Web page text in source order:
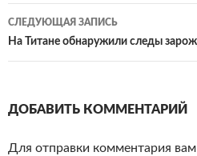
по
записям
СЛЕДУЮЩАЯ ЗАПИСЬ
На Титане обнаружили следы
ДОБАВИТЬ КОММЕНТАРИЙ
Для отправки комментария